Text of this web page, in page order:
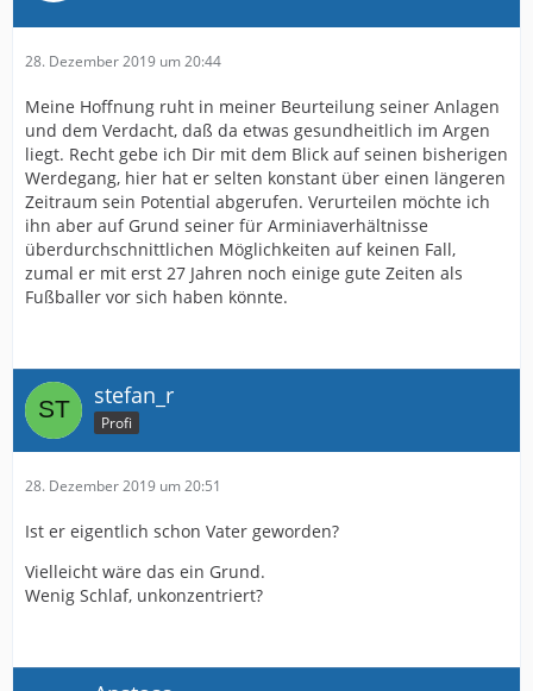
28. Dezember 2019 um 20:44
Meine Hoffnung ruht in meiner Beurteilung seiner Anlagen
und dem Verdacht, daß da etwas gesundheitlich im Argen
liegt. Recht gebe ich Dir mit dem Blick auf seinen bisherigen
Werdegang, hier hat er selten konstant über einen längeren
Zeitraum sein Potential abgerufen. Verurteilen möchte ich
ihn aber auf Grund seiner für Arminiaverhältnisse
überdurchschnittlichen Möglichkeiten auf keinen Fall,
zumal er mit erst 27 Jahren noch einige gute Zeiten als
Fußballer vor sich haben könnte.
stefan_r
Profi
28. Dezember 2019 um 20:51
Ist er eigentlich schon Vater geworden?
Vielleicht wäre das ein Grund.
Wenig Schlaf, unkonzentriert?